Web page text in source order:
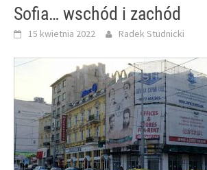
Sofia… wschód i zachód
15 kwietnia 2022 Radek Studnicki